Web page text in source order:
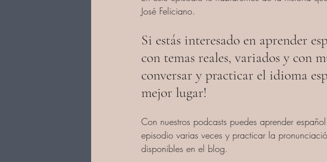
José Feliciano.
Si estás interesado en aprender
con temas reales, variados y con
conversar y practicar el idioma
mejor lugar!
Con nuestros podcasts puedes aprender
episodio varias veces y practicar la
disponibles en el blog.